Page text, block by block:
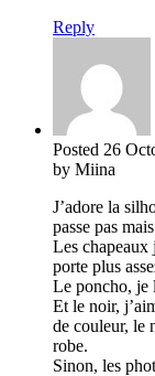
Reply
Posted 26
by Miina
J’adore la
passe pas
Les chapeaux
porte plus
Le poncho, je
Et le noir,
de couleur, le
robe.
Sinon, les